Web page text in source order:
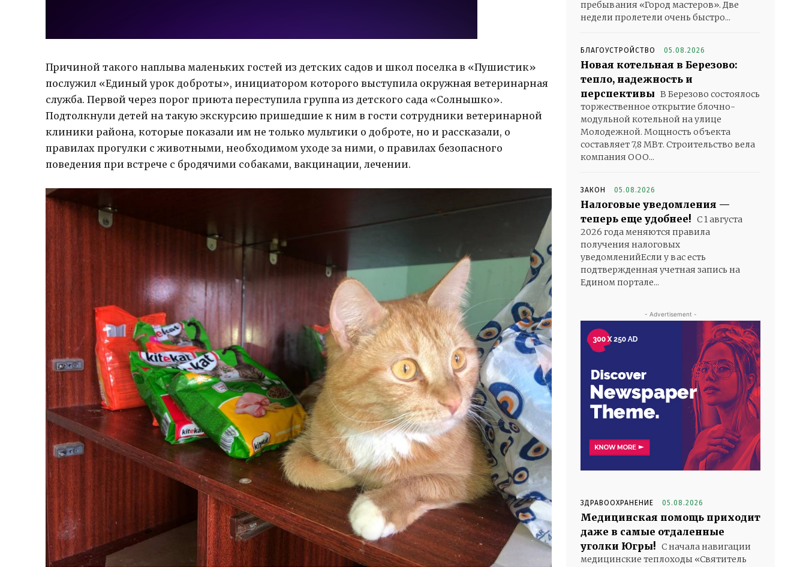
Причиной такого наплыва маленьких гостей из детских садов и школ поселка в «Пушистик»
послужил «Единый урок доброты», инициатором которого выступила окружная ветеринарная
служба. Первой через порог приюта переступила группа из детского сада «Солнышко».
Подтолкнули детей на такую экскурсию пришедшие к ним в гости сотрудники ветеринарной
клиники района, которые показали им не только мультики о доброте, но и рассказали, о
правилах прогулки с животными, необходимом уходе за ними, о правилах безопасного
поведения при встрече с бродячими собаками, вакцинации, лечении.
пребывания «Город мастеров». Две
недели пролетели очень быстро...
БЛАГОУСТРОЙСТВО 05.08.2026
Новая котельная в Березово:
тепло, надежность и
перспективы В Березово состоялось
торжественное открытие блочно-
модульной котельной на улице
Молодежной. Мощность объекта
составляет 7,8 МВт. Строительство вела
компания ООО...
ЗАКОН 05.08.2026
Налоговые уведомления —
теперь еще удобнее! С 1 августа
2026 года меняются правила
получения налоговых
уведомленийЕсли у вас есть
подтвержденная учетная запись на
Едином портале...
- Advertisement -
ЗДРАВООХРАНЕНИЕ 05.08.2026
Медицинская помощь приходит
даже в самые отдаленные
уголки Югры! С начала навигации
медицинские теплоходы «Святитель